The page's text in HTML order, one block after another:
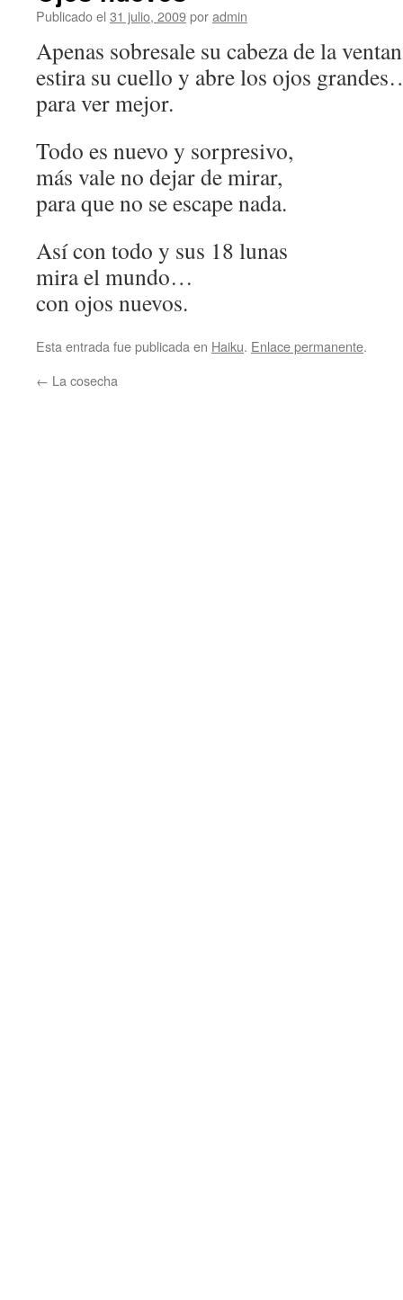
Publicado el 31 julio, 2009poradmin
Apenas sobresale su cabeza de la
estira su cuello y abre los ojos
para ver mejor.
Todo es nuevo y sorpresivo,
más vale no dejar de mirar,
para que no se escape nada.
Así con todo y sus 18 lunas
mira el mundo…
con ojos nuevos.
Esta entrada fue publicada en Haiku. Enlace permanente.
← La cosecha